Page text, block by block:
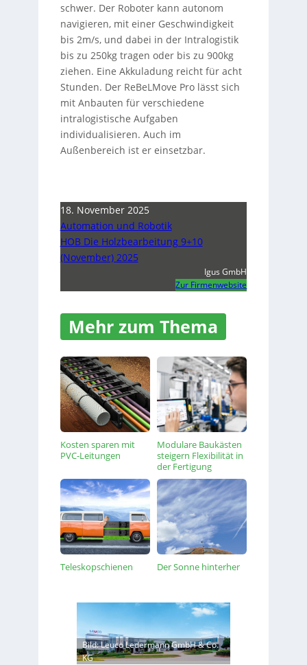
schwer. Der Roboter kann autonom
navigieren, mit einer Geschwindigkeit
bis 2m/s, und dabei in der Intralogistik
bis zu 250kg tragen oder bis zu 900kg
ziehen. Eine Akkuladung reicht für acht
Stunden. Der ReBeLMove Pro lässt sich
mit Anbauten für verschiedene
intralogistische Aufgaben
individualisieren. Auch im
Außenbereich ist er einsetzbar.
18. November 2025
Automation und Robotik
HOB Die Holzbearbeitung 9+10
(November) 2025
Igus GmbH
Zur Firmenwebsite
Mehr zum Thema
Kosten sparen mit
PVC-Leitungen
Modulare Baukästen
steigern Flexibilität in
der Fertigung
Teleskopschienen Der Sonne hinterher
Bild: Leuco Ledermann GmbH & Co.
KG